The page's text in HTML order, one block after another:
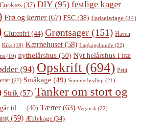
Cookies (37) DIY(95) festlige kager
Frø og kerner(67) FSC (38) Fødselsdage (34)
Glutenfri (44) Grøntsager (151) Haven
Kiks (19) Kærnehuset (58) Lagkagebunde (22)
(19) nythelårshus (50) Nyt helårshus i træ
(94) Opskrift (694) Petit
(27) Småkage (49) Sommerbryllup (21)
Strik (57) Tanker om stort og
til ... (40) Tærter(63) Vegansk (22)
(59) Æblekage (34)